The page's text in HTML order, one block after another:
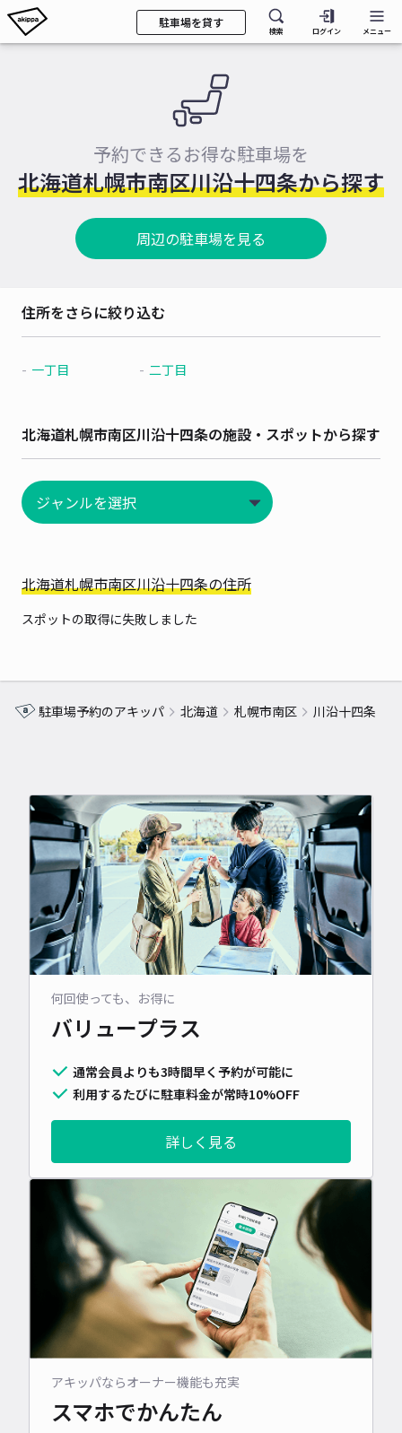
駐車場を貸す
検索 ログイン メニュー
予約できるお得な駐車場を
北海道札幌市南区川沿十四条から探す
周辺の駐車場を見る
住所をさらに絞り込む
一丁目 二丁目
北海道札幌市南区川沿十四条の施設・スポットから探す
北海道札幌市南区川沿十四条の住所
スポットの取得に失敗しました
駐車場予約のアキッパ 北海道 札幌市南区 川沿十四条
何回使っても、お得に
バリュープラス
通常会員よりも3時間早く予約が可能に
利用するたびに駐車料金が常時10%OFF
詳しく見る
アキッパならオーナー機能も充実
スマホでかんたん